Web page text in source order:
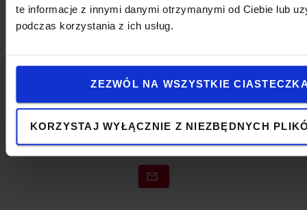
te informacje z innymi danymi otrzymanymi od Ciebie lub
podczas korzystania z ich usług.
ZEZWÓL NA WSZYSTKIE
KORZYSTAJ WYŁĄCZNIE Z NIEZBĘDNYCH
Długość:1m
Napisz do nas